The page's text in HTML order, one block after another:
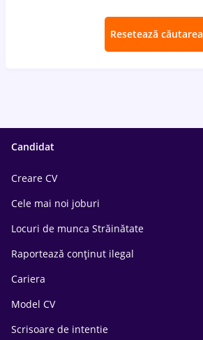
Resetează căutarea
Candidat
Creare CV
Cele mai noi joburi
Locuri de munca Străinătate
Raportează conținut ilegal
Cariera
Model CV
Scrisoare de intentie